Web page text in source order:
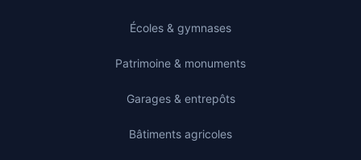
Écoles & gymnases
Patrimoine & monuments
Garages & entrepôts
Bâtiments agricoles